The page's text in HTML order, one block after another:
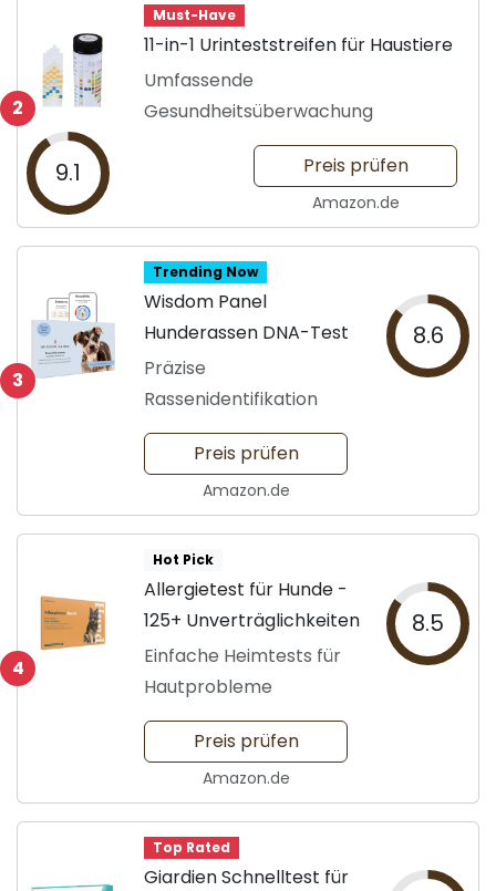
2
Must-Have
11-in-1 Urinteststreifen für Haustiere
Umfassende
Gesundheitsüberwachung
9.1 Preis prüfen
Amazon.de
3
Trending Now
Wisdom Panel
Hunderassen DNA-Test
Präzise
Rassenidentifikation
8.6
Preis prüfen
Amazon.de
4
Hot Pick
Allergietest für Hunde -
125+ Unverträglichkeiten
Einfache Heimtests für
Hautprobleme
8.5
Preis prüfen
Amazon.de
Top Rated
Giardien Schnelltest für